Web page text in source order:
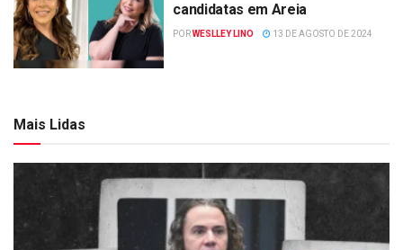
candidatas em Areia
PORWESLLEY LINO 13 DE AGOSTO DE 2024
Mais Lidas